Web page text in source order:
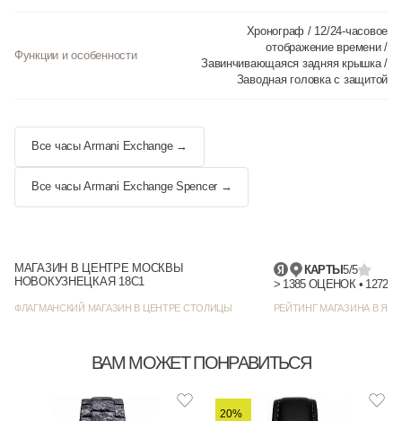
Функции и особенности
Хронограф / 12/24-часовое
отображение времени /
Завинчивающаяся задняя крышка /
Заводная головка с защитой
Все часы Armani Exchange →
Все часы Armani Exchange Spencer →
МАГАЗИН В ЦЕНТРЕ МОСКВЫ
НОВОКУЗНЕЦКАЯ 18С1
ФЛАГМАНСКИЙ МАГАЗИН В ЦЕНТРЕ СТОЛИЦЫ
КАРТЫ5/5
РЕЙТИНГ МАГАЗИНА В
ВАМ МОЖЕТ ПОНРАВИТЬСЯ
20%